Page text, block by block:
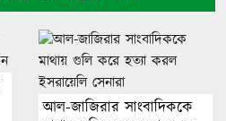
আল-জাজিরার সাংবাদিককে